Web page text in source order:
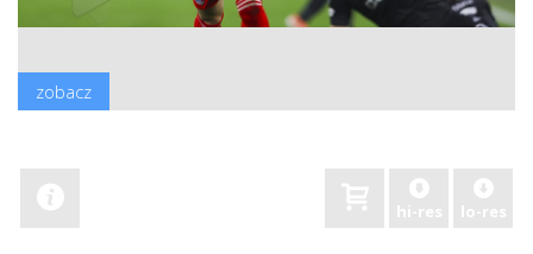
zobacz
hi-res lo-res